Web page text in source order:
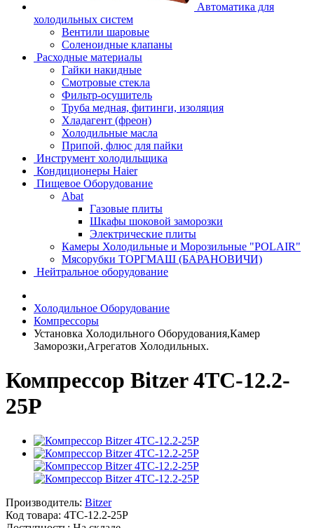
Автоматика для
холодильных систем
Вентили шаровые
Соленоидные клапаны
Расходные материалы
Гайки накидные
Смотровые стекла
Фильтр-осушитель
Труба медная, фитинги, изоляция
Хладагент (фреон)
Холодильные масла
Припой, флюс для пайки
Инструмент холодильщика
Кондиционеры Haier
Пищевое Оборудование
Abat
Газовые плиты
Шкафы шоковой заморозки
Электрические плиты
Камеры Холодильные и Морозильные "POLAIR"
Мясорубки ТОРГМАШ (БАРАНОВИЧИ)
Нейтральное оборудование
Холодильное Оборудование
Компрессоры
Установка Холодильного Оборудования,Камер
Заморозки,Агрегатов Холодильных.
Компрессор Bitzer 4TC-12.2-
25P
Производитель: Bitzer
Код товара: 4TC-12.2-25P